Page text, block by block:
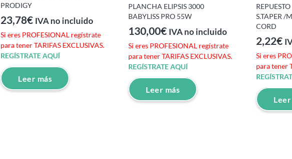
PRODIGY
23,78€ IVA no incluido
Si eres PROFESIONAL regístrate
para tener TARIFAS EXCLUSIVAS.
REGÍSTRATE AQUÍ
Leer más
PLANCHA ELIPSIS 3000
BABYLISS PRO 55W
130,00€ IVA no incluido
Si eres PROFESIONAL regístrate
para tener TARIFAS EXCLUSIVAS.
REGÍSTRATE AQUÍ
Leer más
S.TAPER /
CORD
2,22€
Si eres
para tener
Leer